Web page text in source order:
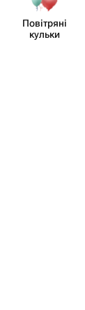
Повітряні
кульки